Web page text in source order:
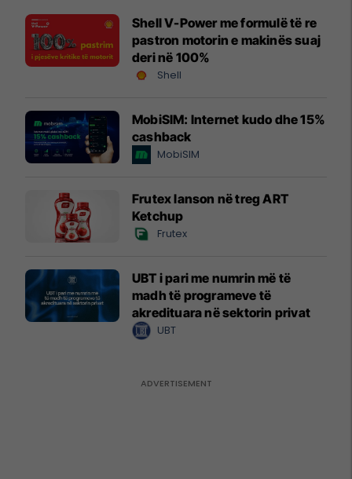
Shell V-Power me formulë të re
pastron motorin e makinës suaj
deri në 100%
Shell
MobiSIM: Internet kudo dhe 15%
cashback
MobiSIM
Frutex lanson në treg ART
Ketchup
Frutex
UBT i pari me numrin më të
madh të programeve të
akredituara në sektorin privat
UBT